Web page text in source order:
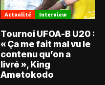
Actualité Interview
Tournoi UFOA-B U20 :
« Ça me fait mal vu le
contenu qu’on a
livré », King
Ametokodo